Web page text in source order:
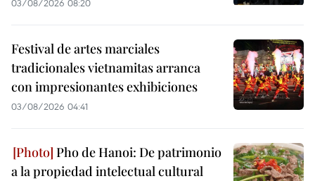
03/08/2026 08:20
Festival de artes marciales
tradicionales vietnamitas arranca
con impresionantes exhibiciones
03/08/2026 04:41
Pho de Hanoi: De patrimonio
a la propiedad intelectual cultural